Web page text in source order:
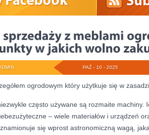
PAŹ - 10 - 2025
ogrodowym który użytkuje się w
często używane są rozmaite machiny.
– wiele materiałów i urządzeń
się wprost astronomiczną wagą,